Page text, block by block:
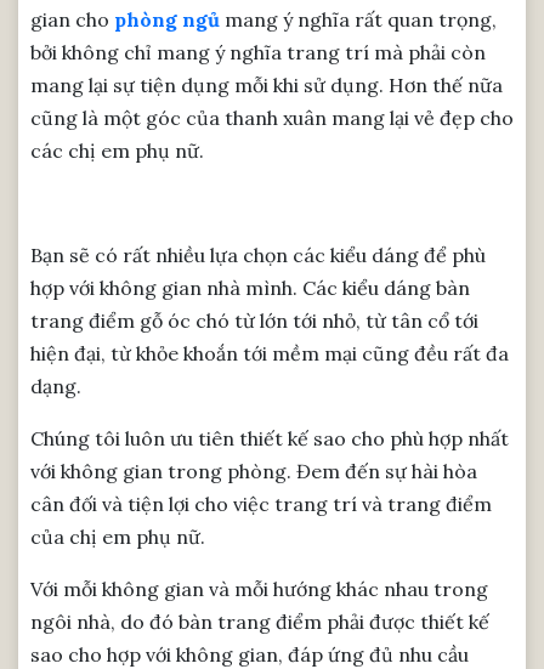
gian cho phòng ngủ mang ý nghĩa rất quan trọng,
bởi không chỉ mang ý nghĩa trang trí mà phải còn
mang lại sự tiện dụng mỗi khi sử dụng. Hơn thế nữa
cũng là một góc của thanh xuân mang lại vẻ đẹp cho
các chị em phụ nữ.
Bạn sẽ có rất nhiều lựa chọn các kiểu dáng để phù
hợp với không gian nhà mình. Các kiểu dáng bàn
trang điểm gỗ óc chó từ lớn tới nhỏ, từ tân cổ tới
hiện đại, từ khỏe khoắn tới mềm mại cũng đều rất đa
dạng.
Chúng tôi luôn ưu tiên thiết kế sao cho phù hợp nhất
với không gian trong phòng. Đem đến sự hài hòa
cân đối và tiện lợi cho việc trang trí và trang điểm
của chị em phụ nữ.
Với mỗi không gian và mỗi hướng khác nhau trong
ngôi nhà, do đó bàn trang điểm phải được thiết kế
sao cho hợp với không gian, đáp ứng đủ nhu cầu